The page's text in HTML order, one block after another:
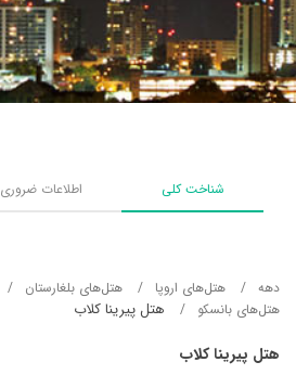
شناخت کلی اطلاعات ضروری
دهه هتل‌های اروپا هتل‌های بلغارستان
هتل‌های بانسکو
هتل پیرینا کلاب
هتل پیرینا کلاب